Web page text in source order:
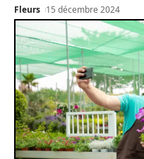
Fleurs 15 décembre 2024